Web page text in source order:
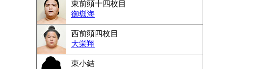
東前頭十四枚目
御嶽海
西前頭四枚目
大栄翔
東小結